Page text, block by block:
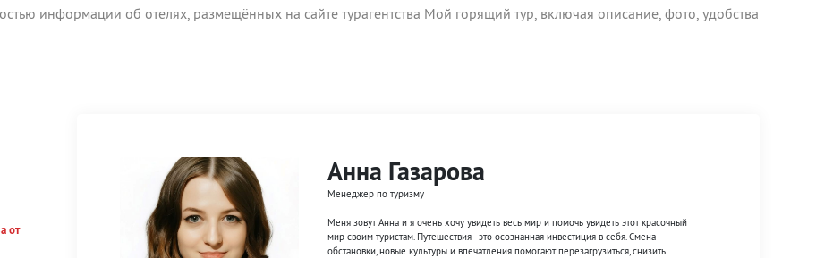
информации об отелях, размещённых на сайте турагентства Мой горящий тур, включая описание, фото, удобства
от
Анна Газарова
Менеджер по туризму
Меня зовут Анна и я очень хочу увидеть весь мир и помочь увидеть этот красочный
мир своим туристам. Путешествия - это осознанная инвестиция в себя. Смена
обстановки, новые культуры и впечатления помогают перезагрузиться, снизить